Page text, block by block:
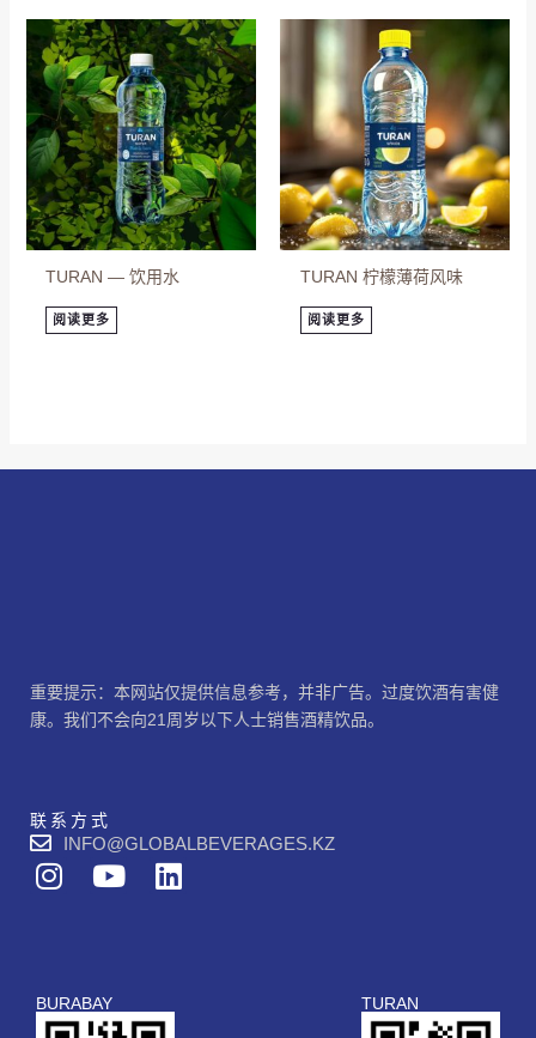
TURAN — 饮用水
阅读更多
TURAN 柠檬薄荷风味
阅读更多
重要提示：本网站仅提供信息参考，并非广告。过度饮酒有害健
康。我们不会向21周岁以下人士销售酒精饮品。
联系方式
INFO@GLOBALBEVERAGES.KZ
I
n
a
g
Y
u
b
L
i
d
BURABAY TURAN